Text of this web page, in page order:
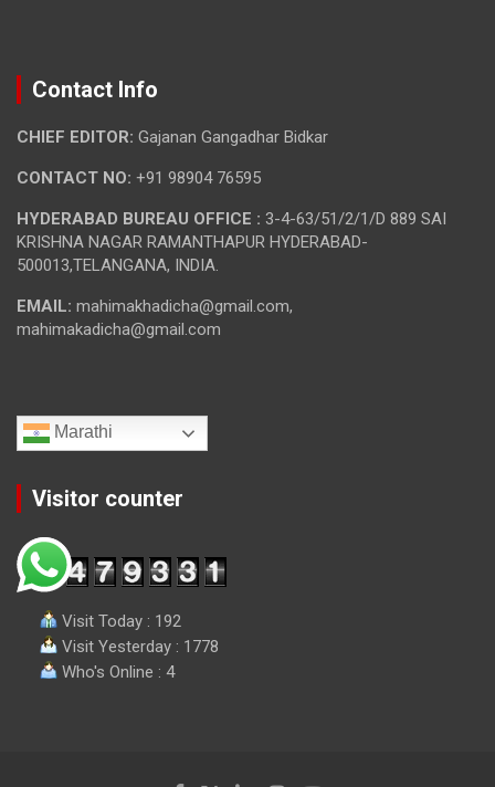
Contact Info
CHIEF EDITOR: Gajanan Gangadhar Bidkar
CONTACT NO: +91 98904 76595
HYDERABAD BUREAU OFFICE : 3-4-63/51/2/1/D 889 SAI
KRISHNA NAGAR RAMANTHAPUR HYDERABAD-
500013,TELANGANA, INDIA.
EMAIL: mahimakhadicha@gmail.com,
mahimakadicha@gmail.com
Marathi
Visitor counter
Visit Today : 192
Visit Yesterday : 1778
Who's Online : 4